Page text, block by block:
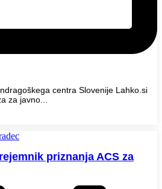
centra Slovenije Lahko.si
za javno...
priznanja ACS za